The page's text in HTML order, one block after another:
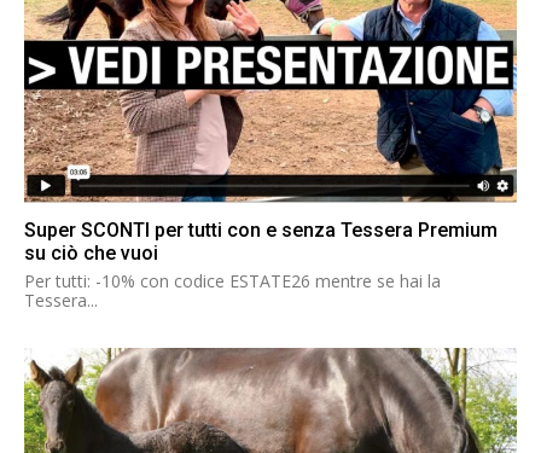
Super SCONTI per tutti con e senza Tessera Premium
su ciò che vuoi
Per tutti: -10% con codice ESTATE26 mentre se hai la
Tessera...